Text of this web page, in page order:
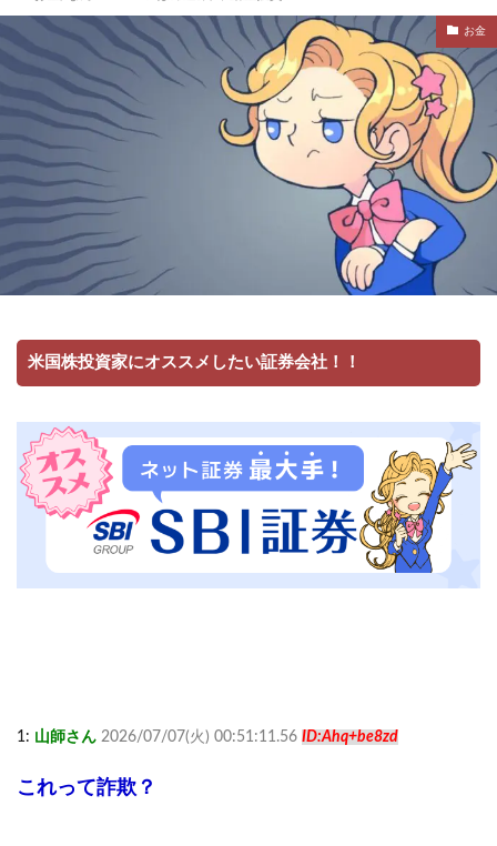
お金
米国株投資家にオススメしたい証券会社！！
1: 山師さん 2026/07/07(火) 00:51:11.56 ID:Ahq+be8zd
これって詐欺？